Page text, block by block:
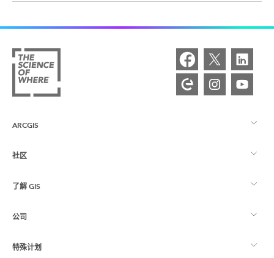
ARCGIS
ArcGIS 概览
制图
社区
Esri 社区
ArcGIS 博客
了解 GIS
什么是 GIS？
位置智能
公司
关于 Esri
特殊计划